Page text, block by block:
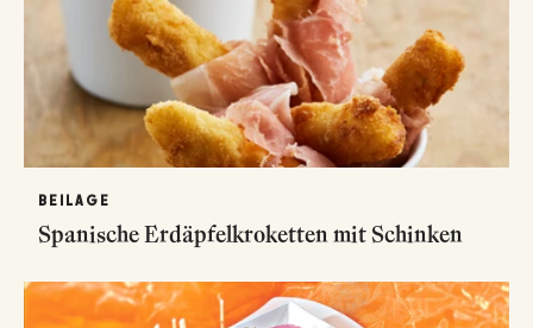
BEILAGE
Spanische Erdäpfelkroketten mit Schinken